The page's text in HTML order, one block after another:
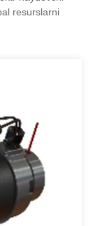
resurslarni